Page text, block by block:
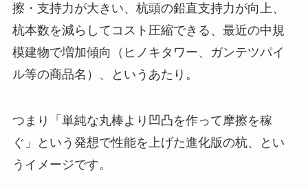
擦・支持力が大きい、杭頭の鉛直支持力が向上、
杭本数を減らしてコスト圧縮できる、最近の中規
模建物で増加傾向（ヒノキタワー、ガンテツパイ
ル等の商品名）、というあたり。
つまり「単純な丸棒より凹凸を作って摩擦を稼
ぐ」という発想で性能を上げた進化版の杭、とい
うイメージです。